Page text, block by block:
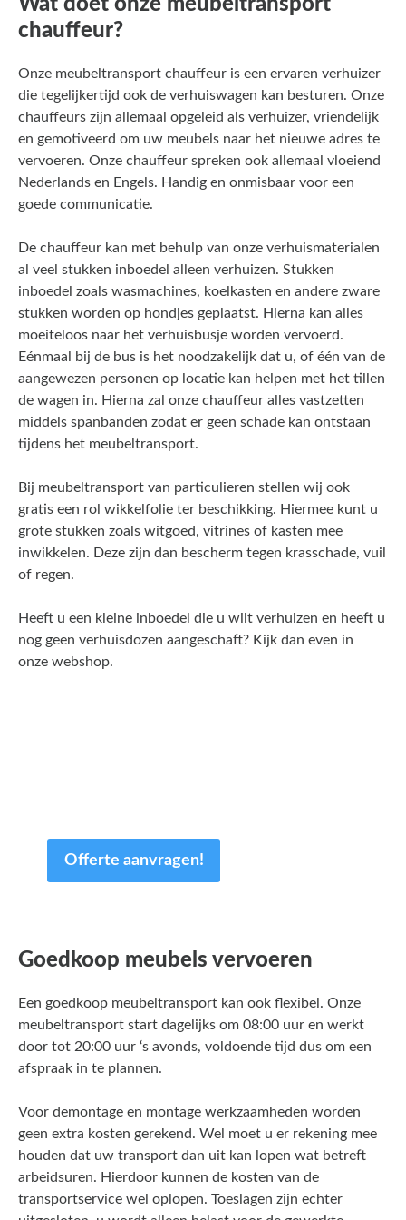
Wat doet onze meubeltransport
chauffeur?
Onze meubeltransport chauffeur is een ervaren verhuizer
die tegelijkertijd ook de verhuiswagen kan besturen. Onze
chauffeurs zijn allemaal opgeleid als verhuizer, vriendelijk
en gemotiveerd om uw meubels naar het nieuwe adres te
vervoeren. Onze chauffeur spreken ook allemaal vloeiend
Nederlands en Engels. Handig en onmisbaar voor een
goede communicatie.
De chauffeur kan met behulp van onze verhuismaterialen
al veel stukken inboedel alleen verhuizen. Stukken
inboedel zoals wasmachines, koelkasten en andere zware
stukken worden op hondjes geplaatst. Hierna kan alles
moeiteloos naar het verhuisbusje worden vervoerd.
Eénmaal bij de bus is het noodzakelijk dat u, of één van de
aangewezen personen op locatie kan helpen met het tillen
de wagen in. Hierna zal onze chauffeur alles vastzetten
middels spanbanden zodat er geen schade kan ontstaan
tijdens het meubeltransport.
Bij meubeltransport van particulieren stellen wij ook
gratis een rol wikkelfolie ter beschikking. Hiermee kunt u
grote stukken zoals witgoed, vitrines of kasten mee
inwikkelen. Deze zijn dan bescherm tegen krasschade, vuil
of regen.
Heeft u een kleine inboedel die u wilt verhuizen en heeft u
nog geen verhuisdozen aangeschaft? Kijk dan even in
onze webshop.
Offerte aanvragen!
Goedkoop meubels vervoeren
Een goedkoop meubeltransport kan ook flexibel. Onze
meubeltransport start dagelijks om 08:00 uur en werkt
door tot 20:00 uur ‘s avonds, voldoende tijd dus om een
afspraak in te plannen.
Voor demontage en montage werkzaamheden worden
geen extra kosten gerekend. Wel moet u er rekening mee
houden dat uw transport dan uit kan lopen wat betreft
arbeidsuren. Hierdoor kunnen de kosten van de
transportservice wel oplopen. Toeslagen zijn echter